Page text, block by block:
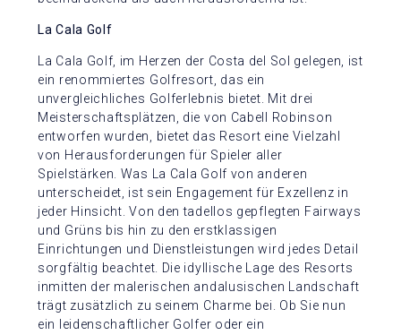
La Cala Golf
La Cala Golf, im Herzen der Costa del Sol gelegen, ist
ein renommiertes Golfresort, das ein
unvergleichliches Golferlebnis bietet. Mit drei
Meisterschaftsplätzen, die von Cabell Robinson
entworfen wurden, bietet das Resort eine Vielzahl
von Herausforderungen für Spieler aller
Spielstärken. Was La Cala Golf von anderen
unterscheidet, ist sein Engagement für Exzellenz in
jeder Hinsicht. Von den tadellos gepflegten Fairways
und Grüns bis hin zu den erstklassigen
Einrichtungen und Dienstleistungen wird jedes Detail
sorgfältig beachtet. Die idyllische Lage des Resorts
inmitten der malerischen andalusischen Landschaft
trägt zusätzlich zu seinem Charme bei. Ob Sie nun
ein leidenschaftlicher Golfer oder ein